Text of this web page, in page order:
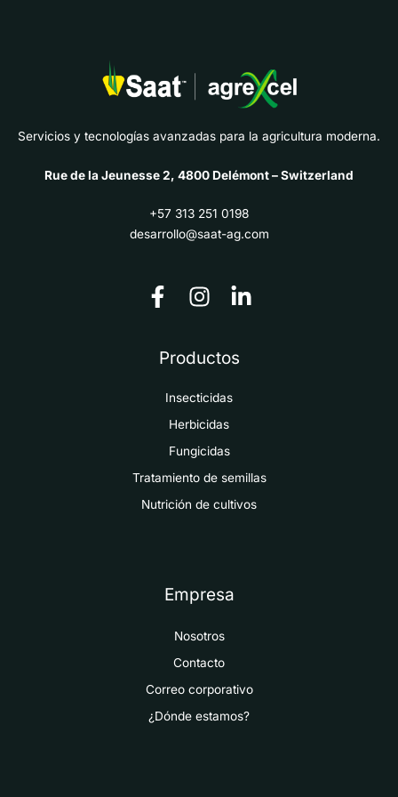
Servicios y tecnologías avanzadas para la agricultura moderna.
Rue de la Jeunesse 2, 4800 Delémont – Switzerland
+57 313 251 0198
desarrollo@saat-ag.com
Productos
Insecticidas
Herbicidas
Fungicidas
Tratamiento de semillas
Nutrición de cultivos
Empresa
Nosotros
Contacto
Correo corporativo
¿Dónde estamos?